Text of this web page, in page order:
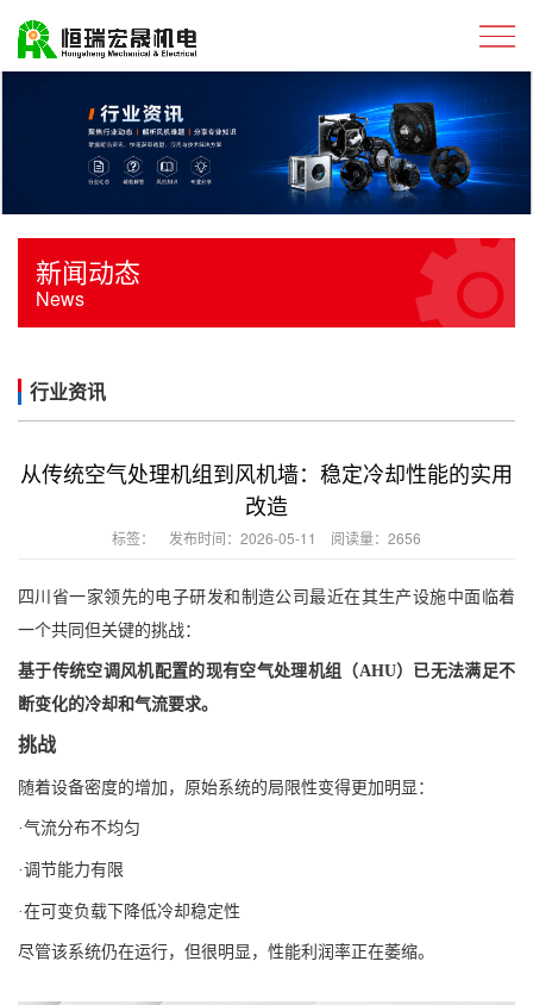
新闻动态
News
行业资讯
从传统空气处理机组到风机墙：稳定冷却性能的实用
改造
标签： 发布时间：2026-05-11 阅读量：2656
四川省一家领先的电子研发和制造公司最近在其生产设施中面临着
一个共同但关键的挑战：
基于传统空调风机配置的现有空气处理机组（AHU）已无法满足不
断变化的冷却和气流要求。
挑战
随着设备密度的增加，原始系统的局限性变得更加明显：
·气流分布不均匀
·调节能力有限
·在可变负载下降低冷却稳定性
尽管该系统仍在运行，但很明显，性能利润率正在萎缩。